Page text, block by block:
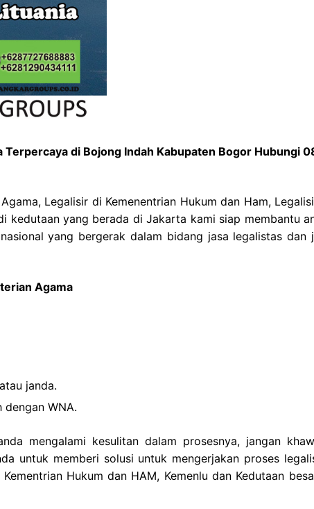
di Bojong Indah Kabupaten Bogor Hubungi
Legalisir di Kemenentrian Hukum dan Ham,
kedutaan yang berada di Jakarta kami siap membantu
yang bergerak dalam bidang jasa legalistas dan
Agama
janda.
WNA.
mengalami kesulitan dalam prosesnya, jangan
untuk memberi solusi untuk mengerjakan proses
Hukum dan HAM, Kemenlu dan Kedutaan